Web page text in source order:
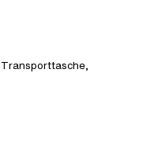
Transporttasche,